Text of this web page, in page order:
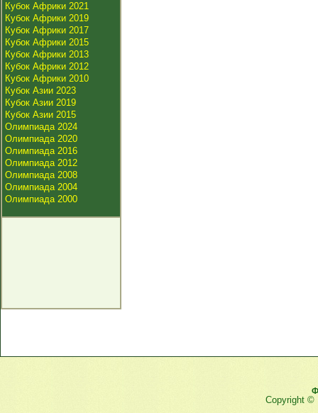
Кубок Африки 2021
Кубок Африки 2019
Кубок Африки 2017
Кубок Африки 2015
Кубок Африки 2013
Кубок Африки 2012
Кубок Африки 2010
Кубок Азии 2023
Кубок Азии 2019
Кубок Азии 2015
Олимпиада 2024
Олимпиада 2020
Олимпиада 2016
Олимпиада 2012
Олимпиада 2008
Олимпиада 2004
Олимпиада 2000
Copyright ©